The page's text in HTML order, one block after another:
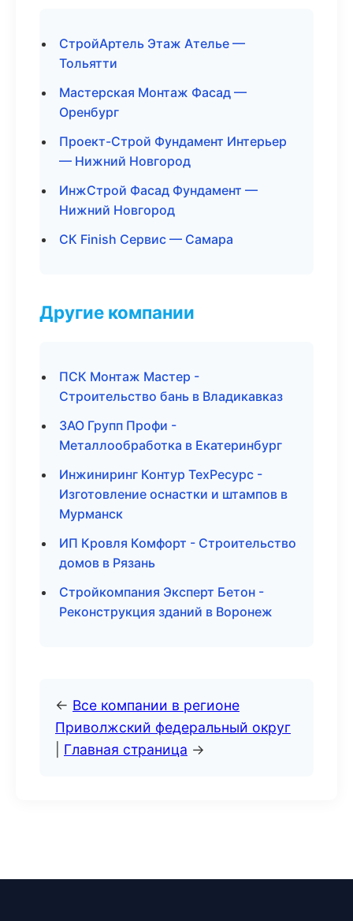
СтройАртель Этаж Ателье —
Тольятти
Мастерская Монтаж Фасад —
Оренбург
Проект-Строй Фундамент Интерьер
— Нижний Новгород
ИнжСтрой Фасад Фундамент —
Нижний Новгород
СК Finish Сервис — Самара
Другие компании
ПСК Монтаж Мастер -
Строительство бань в Владикавказ
ЗАО Групп Профи -
Металлообработка в Екатеринбург
Инжиниринг Контур ТехРесурс -
Изготовление оснастки и штампов в
Мурманск
ИП Кровля Комфорт - Строительство
домов в Рязань
Стройкомпания Эксперт Бетон -
Реконструкция зданий в Воронеж
← Все компании в регионе
Приволжский федеральный округ
Главная страница →